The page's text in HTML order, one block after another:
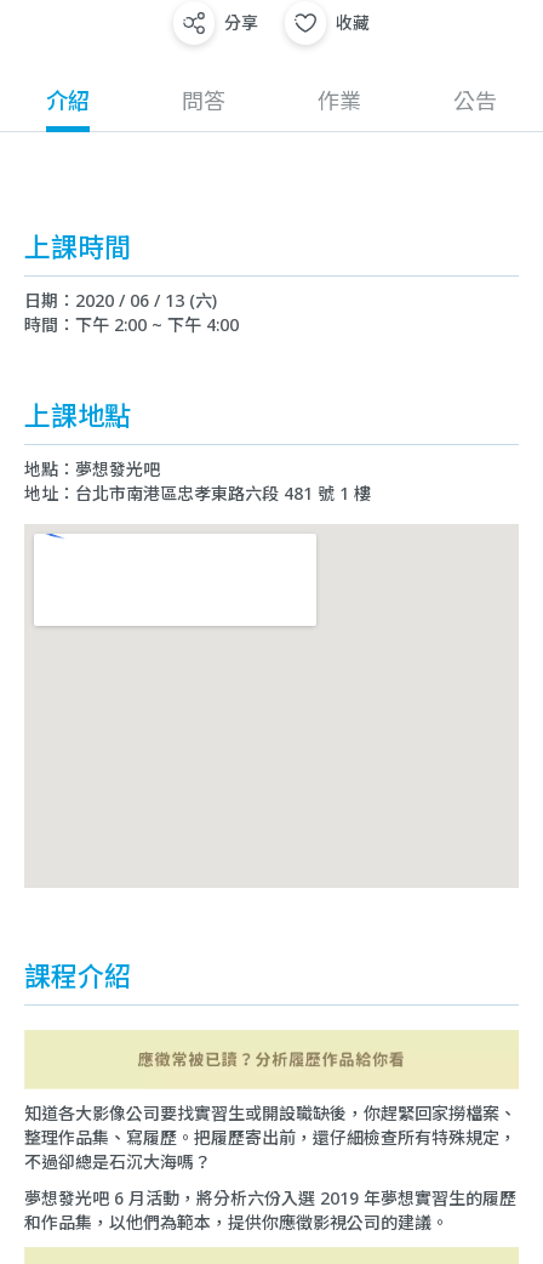
分享 收藏
介紹 問答 作業 公告
上課時間
日期：2020 / 06 / 13 (六)
時間：下午 2:00 ~ 下午 4:00
上課地點
地點：夢想發光吧
地址：台北市南港區忠孝東路六段 481 號 1 樓
課程介紹
知道各大影像公司要找實習生或開設職缺後，你趕緊回家撈檔案、
整理作品集、寫履歷。把履歷寄出前，還仔細檢查所有特殊規定，
不過卻總是石沉大海嗎？
夢想發光吧 6 月活動，將分析六份入選 2019 年夢想實習生的履歷
和作品集，以他們為範本，提供你應徵影視公司的建議。